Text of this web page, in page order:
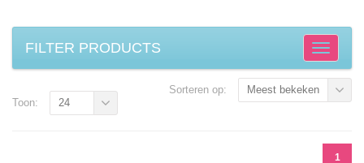
FILTER PRODUCTS
Sorteren op: Meest bekeken
1
Toon: 24